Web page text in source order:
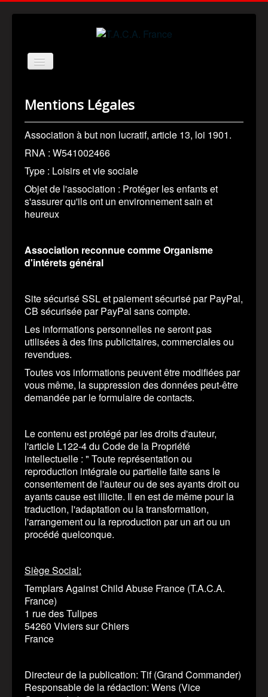
Basculer
MISSION
HISTOIRE
REGLES
SHOP SUPPORT
SHOP SPREADSHIRT
FAIRE UN DON
Mentions Légales
Association à but non lucratif, article 13, loi 1901.
RNA : W541002466
Type : Loisirs et vie sociale
Objet de l'association : Protéger les enfants et
s'assurer qu'ils ont un environnement sain et
heureux
Association reconnue comme Organisme
d'intérets général
Site sécurisé SSL et paiement sécurisé par PayPal,
CB sécurisée par PayPal sans compte.
Les informations personnelles ne seront pas
utilisées à des fins publicitaires, commerciales ou
revendues.
Toutes vos informations peuvent être modifiées par
vous même, la suppression des données peut-être
demandée par le formulaire de contacts.
Le contenu est protégé par les droits d'auteur,
l'article L122-4 du Code de la Propriété
intellectuelle : " Toute représentation ou
reproduction intégrale ou partielle faite sans le
consentement de l'auteur ou de ses ayants droit ou
ayants cause est illicite. Il en est de même pour la
traduction, l'adaptation ou la transformation,
l'arrangement ou la reproduction par un art ou un
procédé quelconque.
Siège Social:
Templars Against Child Abuse France (T.A.C.A.
France)
1 rue des Tulipes
54260 Viviers sur Chiers
France
Directeur de la publication: Tif (Grand Commander)
Responsable de la rédaction: Wens (Vice